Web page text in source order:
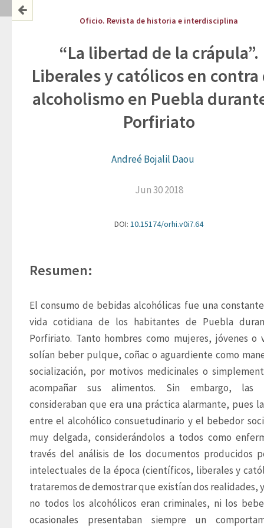
Oficio. Revista de historia e interdisciplina
“La libertad de la crápula”.
Liberales y católicos en contra
alcoholismo en Puebla
Porfiriato
Andreé Bojalil Daou
Jun 30 2018
DOI: 10.15174/orhi.v0i7.64
Resumen:
El consumo de bebidas alcohólicas fue una
vida cotidiana de los habitantes de Puebla
Porfiriato. Tanto hombres como mujeres, jóvenes o
solían beber pulque, coñac o aguardiente como
socialización, por motivos medicinales o
acompañar sus alimentos. Sin embargo, las
consideraban que era una práctica alarmante, pues
entre el alcohólico consuetudinario y el bebedor
muy delgada, considerándolos a todos como
través del análisis de los documentos producidos
intelectuales de la época (científicos, liberales y
trataremos de demostrar que existían dos realidades,
no todos los alcohólicos eran criminales, ni los
ocasionales presentaban siempre un